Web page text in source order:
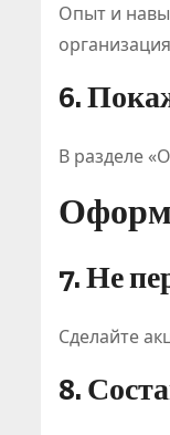
Опыт и
6.
В разделе
7. Не
Сделайте
8.